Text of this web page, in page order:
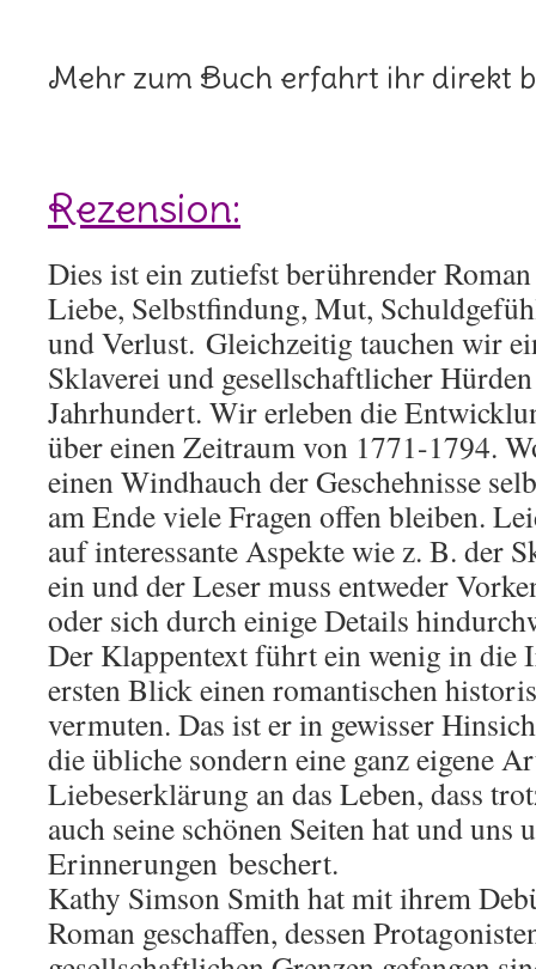
Mehr zum Buch erfahrt ihr direkt
Rezension:
Dies ist ein zutiefst berührender
Liebe, Selbstfindung, Mut,
und Verlust. Gleichzeitig tauchen wir
Sklaverei und gesellschaftlicher
Jahrhundert. Wir erleben die
über einen Zeitraum von 1771-1794.
einen Windhauch der Geschehnisse
am Ende viele Fragen offen bleiben.
auf interessante Aspekte wie z. B. der
ein und der Leser muss entweder
oder sich durch einige Details
Der Klappentext führt ein wenig in die
ersten Blick einen romantischen
vermuten. Das ist er in gewisser
die übliche sondern eine ganz eigene
Liebeserklärung an das Leben, dass
auch seine schönen Seiten hat und uns
Erinnerungen beschert.
Kathy Simson Smith hat mit ihrem
Roman geschaffen, dessen